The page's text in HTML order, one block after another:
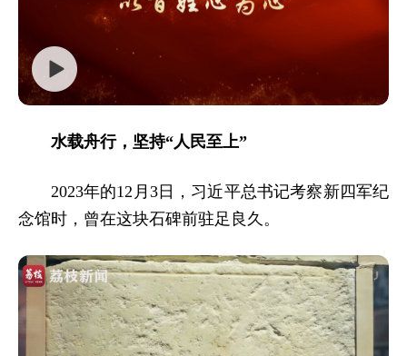
水载舟行，坚持“人民至上”
2023年的12月3日，习近平总书记考察新四军纪
念馆时，曾在这块石碑前驻足良久。